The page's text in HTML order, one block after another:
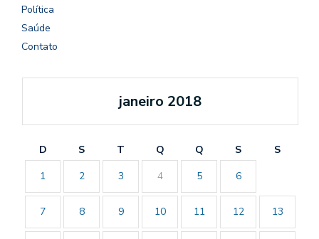
Política
Saúde
Contato
janeiro 2018
D S T Q Q S
S
1
2 3 4 5 6
7 8 9 10 11 12 13